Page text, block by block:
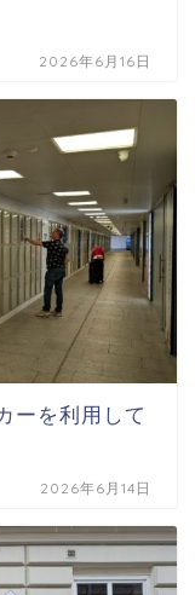
2026年6月16日
ーを利用して
2026年6月14日